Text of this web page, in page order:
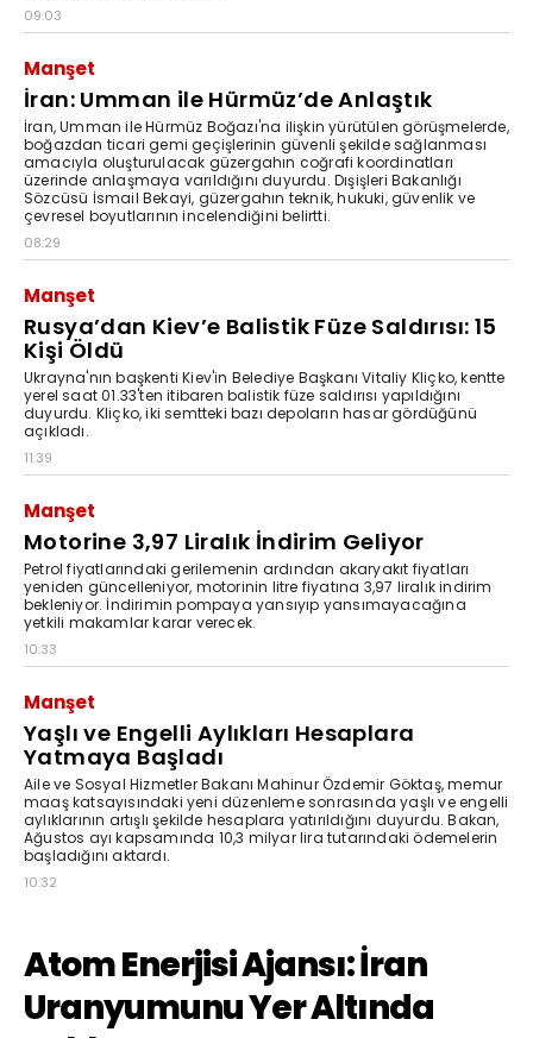
09:03
Manşet
İran: Umman ile Hürmüz’de Anlaştık
İran, Umman ile Hürmüz Boğazı'na ilişkin yürütülen görüşmelerde,
boğazdan ticari gemi geçişlerinin güvenli şekilde sağlanması
amacıyla oluşturulacak güzergahın coğrafi koordinatları
üzerinde anlaşmaya varıldığını duyurdu. Dışişleri Bakanlığı
Sözcüsü İsmail Bekayi, güzergahın teknik, hukuki, güvenlik ve
çevresel boyutlarının incelendiğini belirtti.
08:29
Manşet
Rusya’dan Kiev’e Balistik Füze Saldırısı: 15
Kişi Öldü
Ukrayna'nın başkenti Kiev'in Belediye Başkanı Vitaliy Kliçko, kentte
yerel saat 01.33'ten itibaren balistik füze saldırısı yapıldığını
duyurdu. Kliçko, iki semtteki bazı depoların hasar gördüğünü
açıkladı.
11:39
Manşet
Motorine 3,97 Liralık İndirim Geliyor
Petrol fiyatlarındaki gerilemenin ardından akaryakıt fiyatları
yeniden güncelleniyor, motorinin litre fiyatına 3,97 liralık indirim
bekleniyor. İndirimin pompaya yansıyıp yansımayacağına
yetkili makamlar karar verecek.
10:33
Manşet
Yaşlı ve Engelli Aylıkları Hesaplara
Yatmaya Başladı
Aile ve Sosyal Hizmetler Bakanı Mahinur Özdemir Göktaş, memur
maaş katsayısındaki yeni düzenleme sonrasında yaşlı ve engelli
aylıklarının artışlı şekilde hesaplara yatırıldığını duyurdu. Bakan,
Ağustos ayı kapsamında 10,3 milyar lira tutarındaki ödemelerin
başladığını aktardı.
10:32